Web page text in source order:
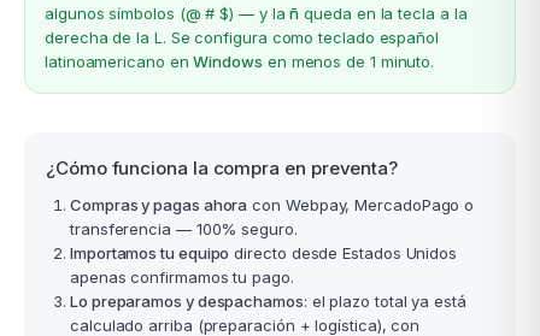
algunos símbolos (@ # $) — y lañ queda en la tecla a la
derecha de la L. Se configura como teclado español
latinoamericano enWindows en menos de 1 minuto.
¿Cómo funciona la compra en preventa?
Compras y pagas ahora con Webpay, MercadoPago o
transferencia — 100% seguro.
Importamos tu equipo directo desde Estados Unidos
apenas confirmamos tu pago.
Lo preparamos y despachamos: el plazo total ya está
calculado arriba (preparación + logística), con